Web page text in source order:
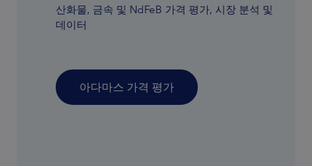
산화물, 금속 및 NdFeB 가격 평가, 시장 분석 및
데이터
아다마스 가격 평가